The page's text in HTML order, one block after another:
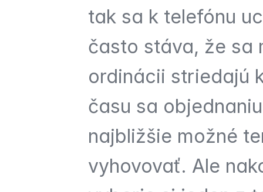
tak sa k telefónu
často stáva, že sa
ordinácii striedajú
času sa
najbližšie možné
vyhovovať. Ale